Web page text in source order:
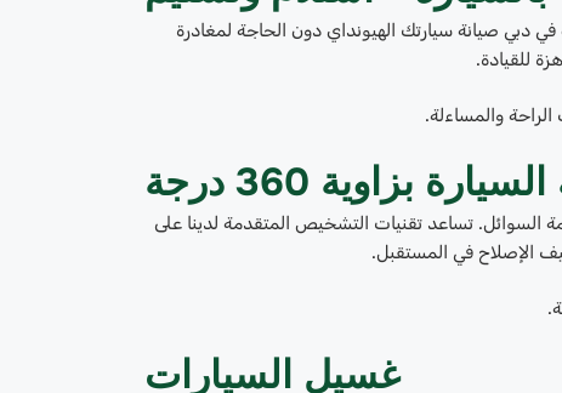
دبي صيانة سيارتك الهيونداي دون الحاجة لمغادرة
للقيادة.
والمساءلة.
بزاوية 360 درجة
السوائل. تساعد تقنيات التشخيص المتقدمة لدينا على
الإصلاح في المستقبل.
غسيل السيارات